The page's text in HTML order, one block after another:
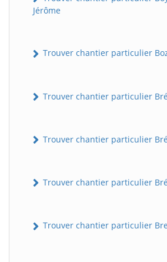
Jérôme
Trouver chantier particulier
Trouver chantier particulier
Trouver chantier particulier
Trouver chantier particulier
Trouver chantier particulier